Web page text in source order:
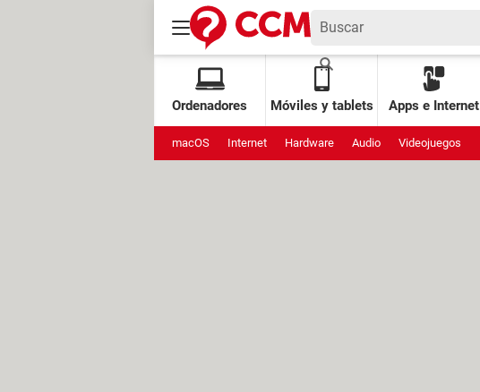
Ordenadores Móviles y tablets Apps e Internet
macOS Internet Hardware Audio Videojuegos